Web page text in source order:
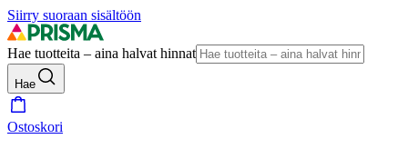
Siirry suoraan sisältöön
Hae tuotteita – aina halvat hinnat
Hae
Ostoskori